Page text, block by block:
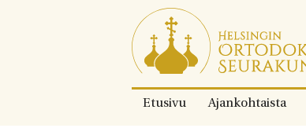
Siirry
suoraan
sisältöön.
Etusivu Ajankohtaista